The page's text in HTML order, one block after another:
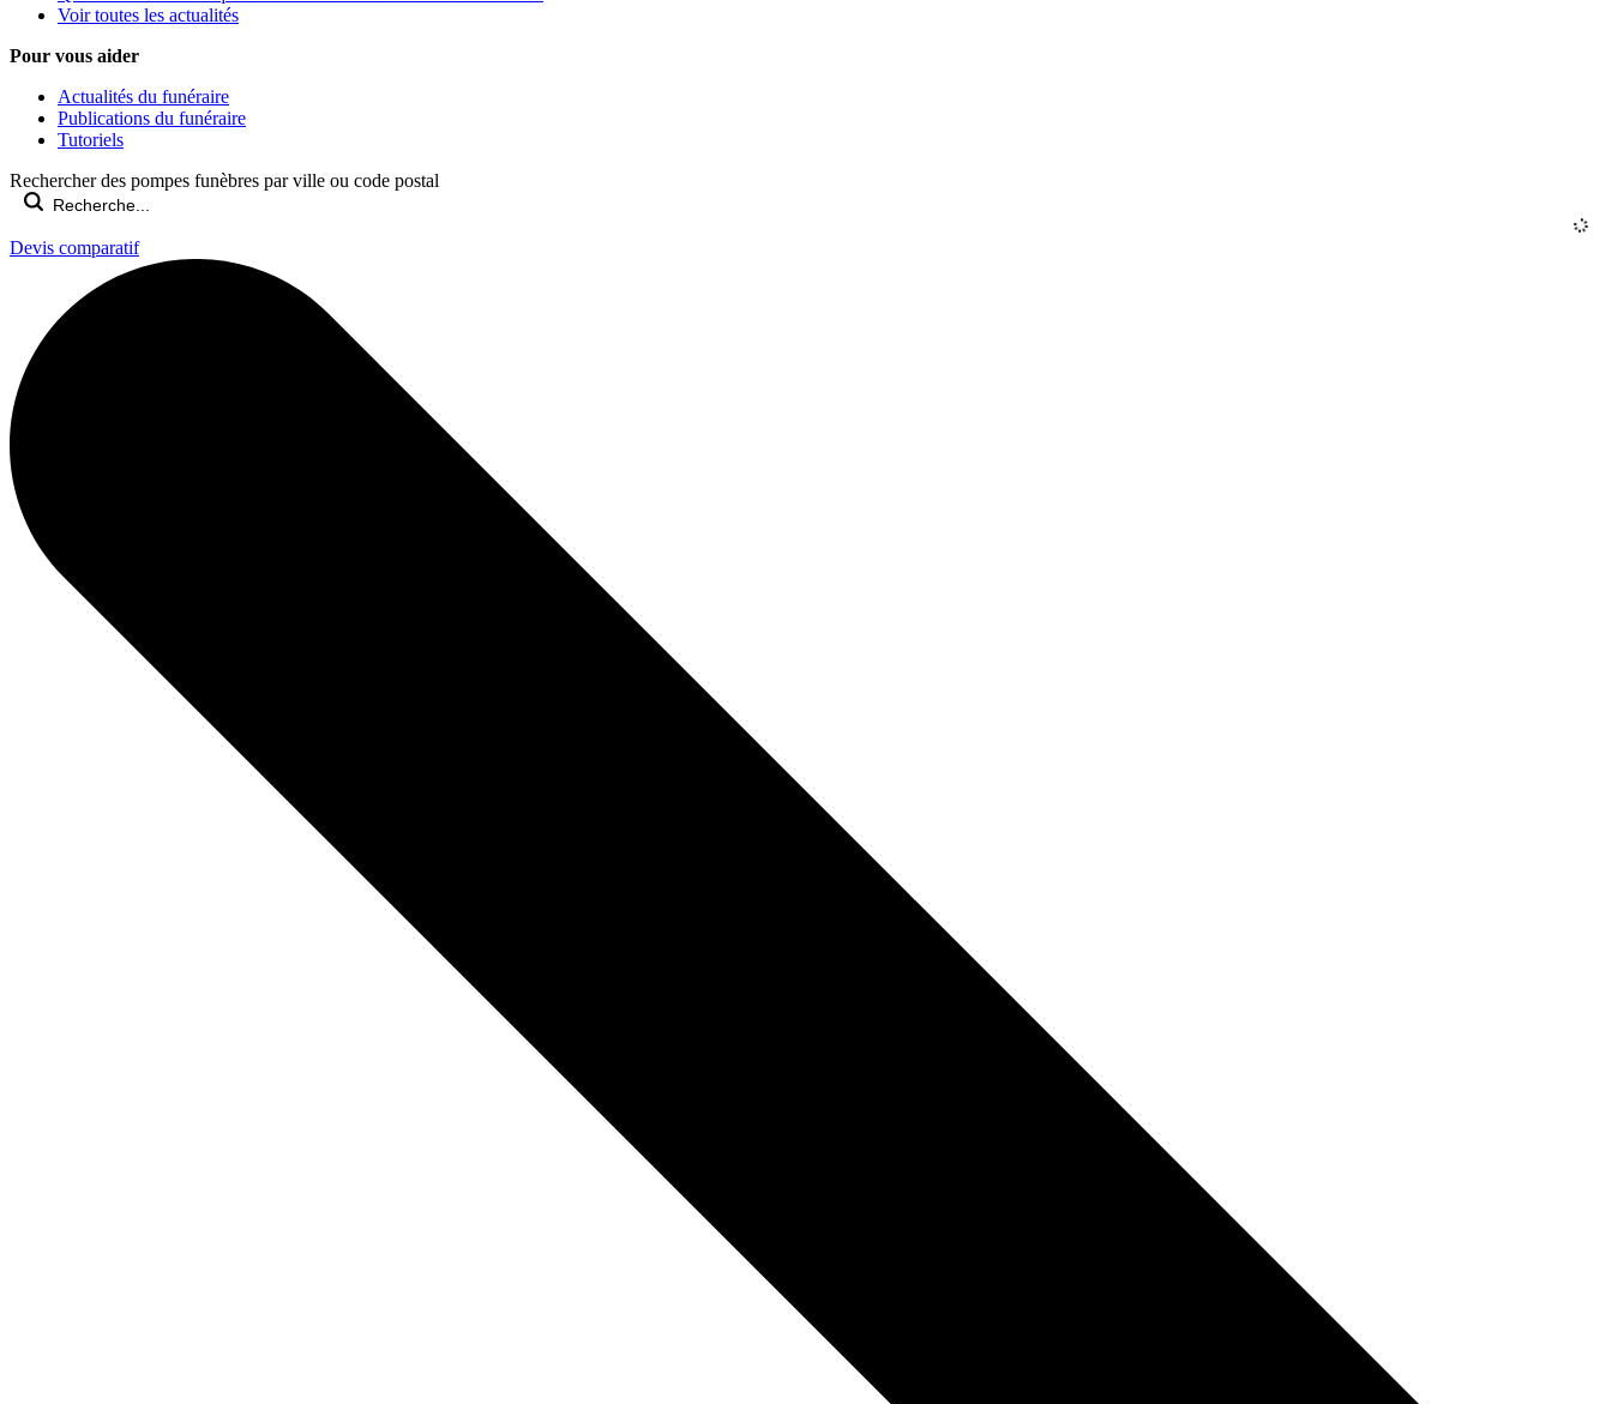
Voir toutes les actualités
Pour vous aider
Actualités du funéraire
Publications du funéraire
Tutoriels
Rechercher des pompes funèbres par ville ou code postal
Devis comparatif